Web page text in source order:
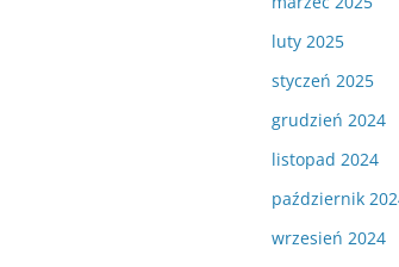
luty 2025
styczeń 2025
grudzień 2024
listopad 2024
październik
wrzesień 2024